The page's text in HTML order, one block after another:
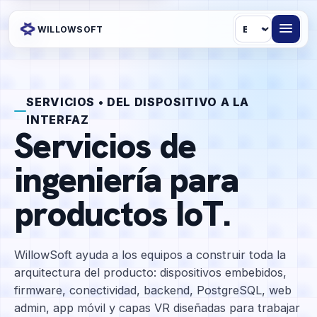
WILLOWSOFT Idioma
SERVICIOS • DEL DISPOSITIVO A LA
INTERFAZ
Servicios de
ingeniería para
productos IoT.
WillowSoft ayuda a los equipos a construir toda la
arquitectura del producto: dispositivos embebidos,
firmware, conectividad, backend, PostgreSQL, web
admin, app móvil y capas VR diseñadas para trabajar